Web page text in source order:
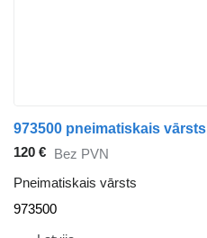
973500 pneimatiskais
120 € Bez PVN
Pneimatiskais vārsts
973500